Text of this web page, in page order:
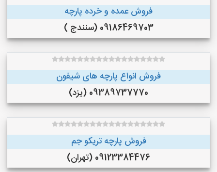
فروش عمده و خرده پارچه
09186469703 (سنندج )
فروش انواع پارچه های شیفون
09389737770 (یزد)
فروش پارچه تریکو جم
09123384476 (تهران)